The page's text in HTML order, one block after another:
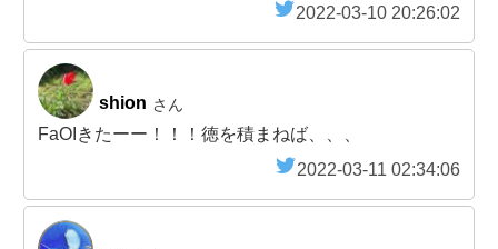
2022-03-10 20:26:02
shion さん
FaOIきたーー！！！徳を積まねば、、、
2022-03-11 02:34:06